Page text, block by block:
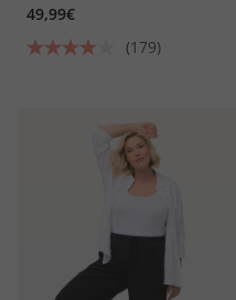
49,99€
(179)